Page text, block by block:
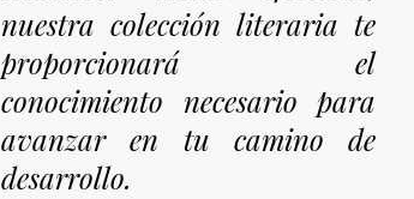
nuestra colección literaria te
proporcionará el
conocimiento necesario para
avanzar en tu camino de
desarrollo.